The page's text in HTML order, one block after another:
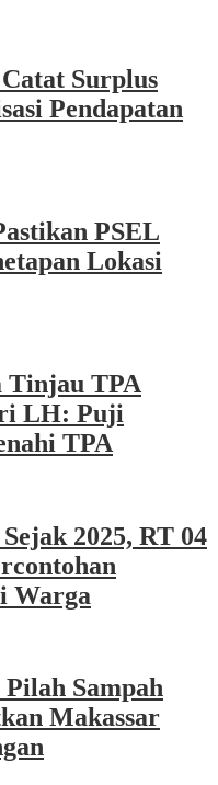
Surplus
Pendapatan
PSEL
Lokasi
Tinjau TPA
LH: Puji
TPA
2025, RT 04
Warga
Sampah
Makassar